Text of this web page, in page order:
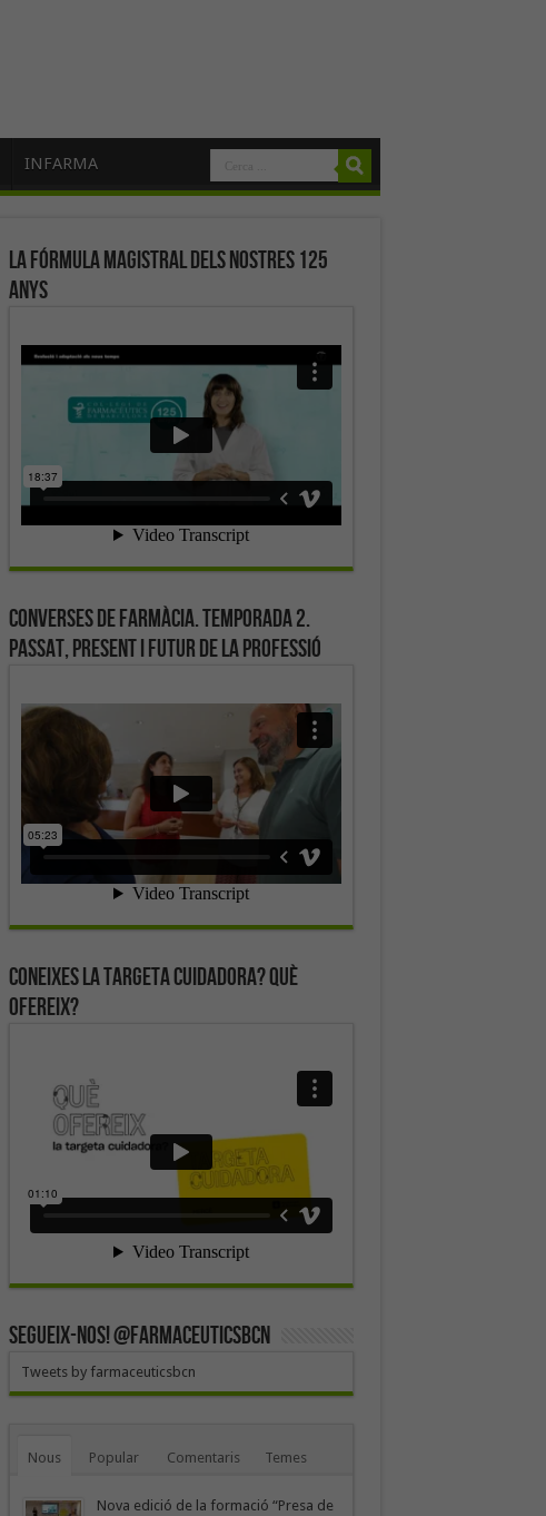
INFARMA
La fórmula magistral dels nostres 125
anys
Converses de farmàcia. Temporada 2.
Passat, present i futur de la professió
Coneixes la targeta cuidadora? Què
ofereix?
SEGUEIX-NOS! @farmaceuticsbcn
Tweets by farmaceuticsbcn
Nous Popular Comentaris Temes
Nova edició de la formació “Presa de